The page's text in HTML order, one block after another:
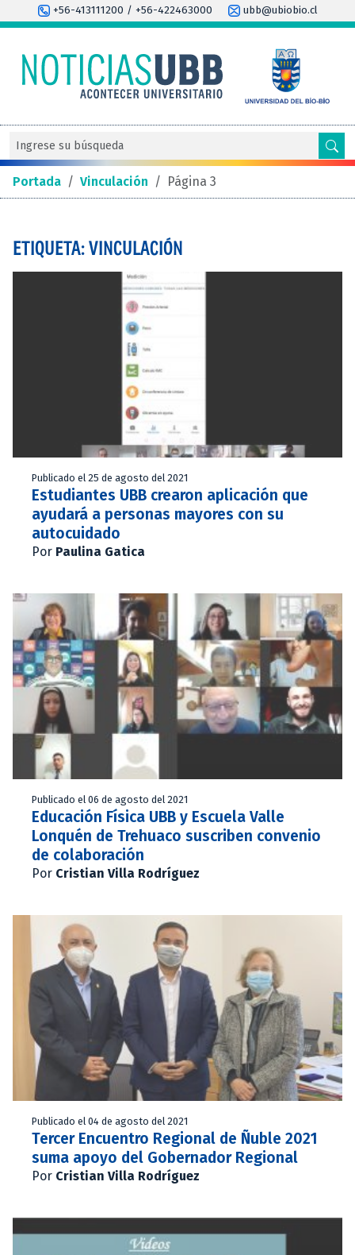
+56-413111200 / +56-422463000 ubb@ubiobio.cl
Portada / Vinculación / Página 3
ETIQUETA: VINCULACIÓN
Publicado el 25 de agosto del 2021
Estudiantes UBB crearon aplicación que
ayudará a personas mayores con su
autocuidado
Por Paulina Gatica
Publicado el 06 de agosto del 2021
Educación Física UBB y Escuela Valle
Lonquén de Trehuaco suscriben convenio
de colaboración
Por Cristian Villa Rodríguez
Publicado el 04 de agosto del 2021
Tercer Encuentro Regional de Ñuble 2021
suma apoyo del Gobernador Regional
Por Cristian Villa Rodríguez